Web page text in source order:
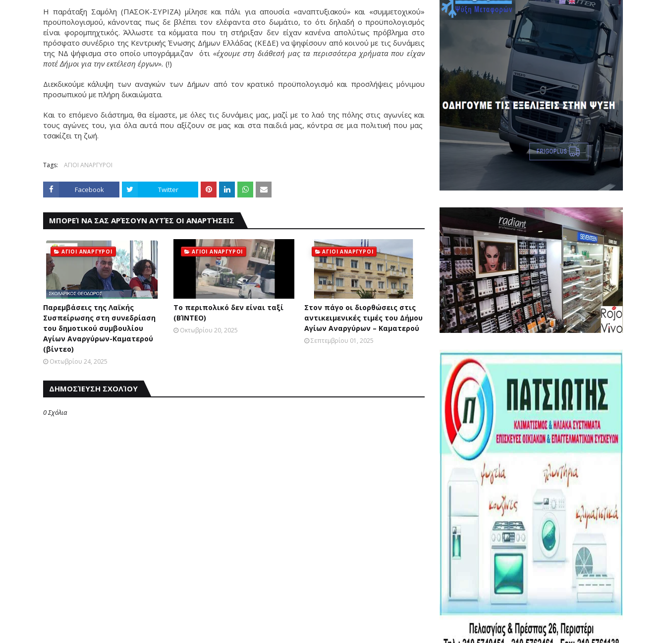
Η παράταξη Σαμόλη (ΠΑΣΟΚ-ΣΥΡΙΖΑ) μίλησε και πάλι για απουσία «αναπτυξιακού» και «συμμετοχικού»
προϋπολογισμού, κάνοντας πως δε βλέπει τον ελέφαντα στο δωμάτιο, το ότι δηλαδή ο προϋπολογισμός
είναι φορομπηχτικός. Άλλωστε τα κόμματα που τη στήριξαν δεν είχαν κανένα απολύτως πρόβλημα στο
πρόσφατο συνέδριο της Κεντρικής Ένωσης Δήμων Ελλάδας (ΚΕΔΕ) να ψηφίσουν από κοινού με τις δυνάμεις
της ΝΔ ψήφισμα στο οποίο υπογράμμιζαν ότι «έχουμε στη διάθεσή μας τα περισσότερα χρήματα που είχαν
ποτέ Δήμοι για την εκτέλεση έργων». (!)
Διεκδικούμε κάλυψη των αναγκών των Δήμων από τον κρατικό προϋπολογισμό και προσλήψεις μόνιμου
προσωπικού με πλήρη δικαιώματα.
Και το επόμενο διάστημα, θα είμαστε, με όλες τις δυνάμεις μας, μαζί με το λαό της πόλης στις αγωνίες και
τους αγώνες του, για όλα αυτά που αξίζουν σε μας και στα παιδιά μας, κόντρα σε μια πολιτική που μας
τσακίζει τη ζωή.
Tags: ΑΓΙΟΙ ΑΝΑΡΓΥΡΟΙ
Facebook Twitter
ΜΠΟΡΕΊ ΝΑ ΣΑΣ ΑΡΈΣΟΥΝ ΑΥΤΈΣ ΟΙ ΑΝΑΡΤΉΣΕΙΣ
ΑΓΙΟΙ ΑΝΑΡΓΥΡΟΙ
Παρεμβάσεις της Λαϊκής
Συσπείρωσης στη συνεδρίαση
του δημοτικού συμβουλίου
Αγίων Αναργύρων-Καματερού
(βίντεο)
Οκτωβρίου 24, 2025
ΑΓΙΟΙ ΑΝΑΡΓΥΡΟΙ
Το περιπολικό δεν είναι ταξί
(ΒΊΝΤΕΟ)
Οκτωβρίου 20, 2025
ΑΓΙΟΙ ΑΝΑΡΓΥΡΟΙ
Στον πάγο οι διορθώσεις στις
αντικειμενικές τιμές του Δήμου
Αγίων Αναργύρων – Καματερού
Σεπτεμβρίου 01, 2025
ΔΗΜΟΣΊΕΥΣΗ ΣΧΟΛΊΟΥ
0 Σχόλια